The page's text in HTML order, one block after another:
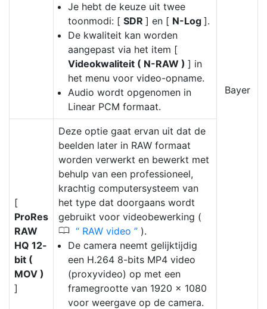
Je hebt de keuze uit twee
toonmodi: [ SDR ] en [ N-Log ].
De kwaliteit kan worden
aangepast via het item [
Videokwaliteit ( N-RAW ) ] in
het menu voor video-opname.
Audio wordt opgenomen in
Linear PCM formaat.
Bayer
[
ProRes
RAW
HQ 12-
bit (
MOV )
]
Deze optie gaat ervan uit dat de
beelden later in RAW formaat
worden verwerkt en bewerkt met
behulp van een professioneel,
krachtig computersysteem van
het type dat doorgaans wordt
gebruikt voor videobewerking (
0 RAW video
).
De camera neemt gelijktijdig
een H.264 8-bits MP4 video
(proxyvideo) op met een
framegrootte van 1920 × 1080
voor weergave op de camera.